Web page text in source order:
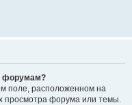
форумам?
поле, расположенном на
просмотра форума или темы.